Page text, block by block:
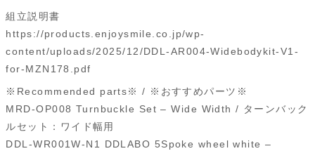
組立説明書
https://products.enjoysmile.co.jp/wp-
content/uploads/2025/12/DDL-AR004-Widebodykit-V1-
for-MZN178.pdf
※Recommended parts※ / ※おすすめパーツ※
MRD-OP008 Turnbuckle Set – Wide Width / ターンバック
ルセット：ワイド幅用
DDL-WR001W-N1 DDLABO 5Spoke wheel white –